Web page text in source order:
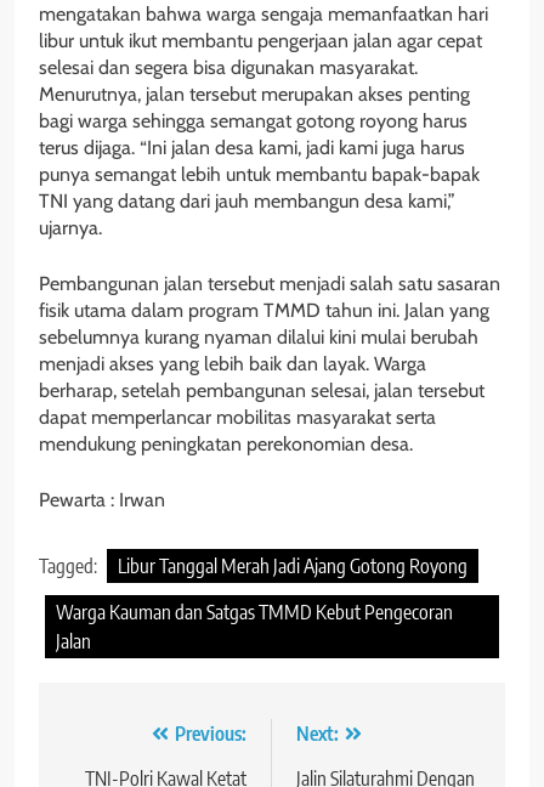
mengatakan bahwa warga sengaja memanfaatkan hari
libur untuk ikut membantu pengerjaan jalan agar cepat
selesai dan segera bisa digunakan masyarakat.
Menurutnya, jalan tersebut merupakan akses penting
bagi warga sehingga semangat gotong royong harus
terus dijaga. “Ini jalan desa kami, jadi kami juga harus
punya semangat lebih untuk membantu bapak-bapak
TNI yang datang dari jauh membangun desa kami,”
ujarnya.
Pembangunan jalan tersebut menjadi salah satu sasaran
fisik utama dalam program TMMD tahun ini. Jalan yang
sebelumnya kurang nyaman dilalui kini mulai berubah
menjadi akses yang lebih baik dan layak. Warga
berharap, setelah pembangunan selesai, jalan tersebut
dapat memperlancar mobilitas masyarakat serta
mendukung peningkatan perekonomian desa.
Pewarta : Irwan
Tagged:
Libur Tanggal Merah Jadi Ajang Gotong Royong
Warga Kauman dan Satgas TMMD Kebut Pengecoran
Jalan
Navigasi Previous:
TNI-Polri Kawal Ketat
Next:
Jalin Silaturahmi Dengan